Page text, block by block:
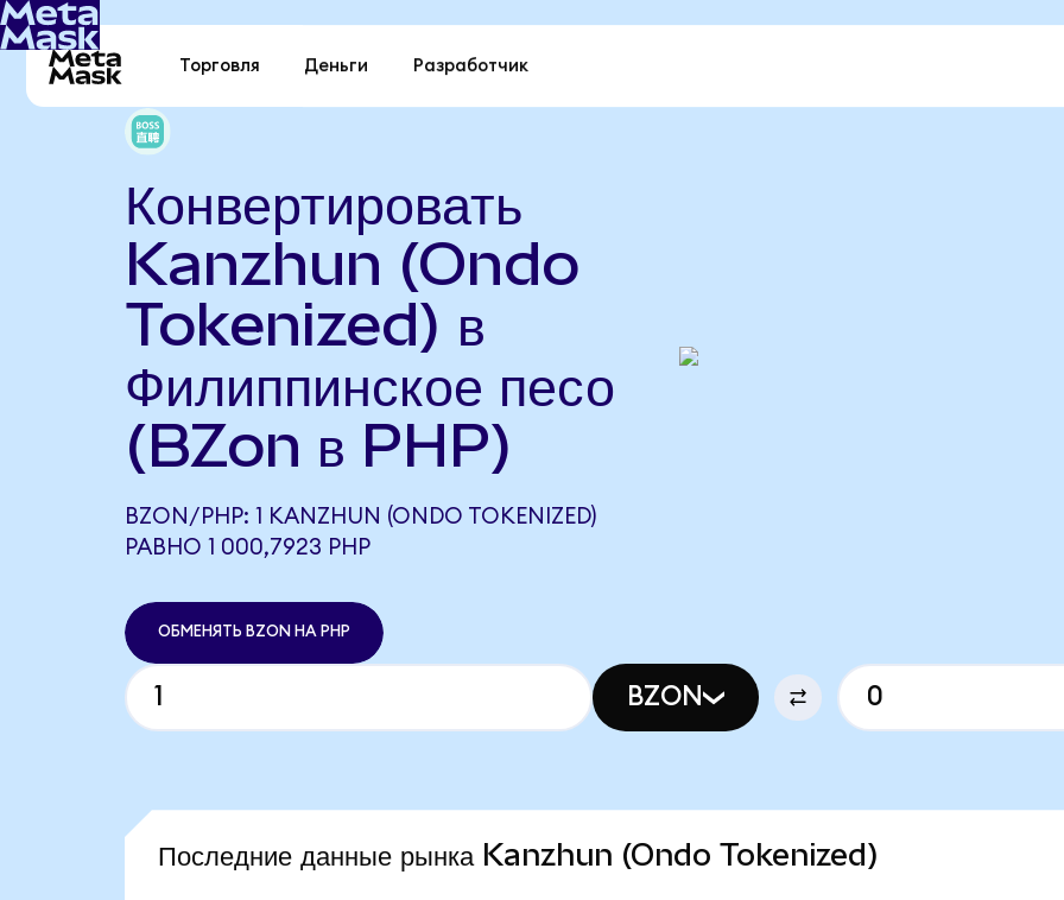
Торговля Деньги Разработчик
Конвертировать
Kanzhun (Ondo
Tokenized) в
Филиппинское песо
(BZon в PHP)
BZON/PHP: 1 KANZHUN (ONDO TOKENIZED)
РАВНО 1 000,7923 PHP
ОБМЕНЯТЬ BZON НА PHP
BZON
Последние данные рынка Kanzhun (Ondo Tokenized)